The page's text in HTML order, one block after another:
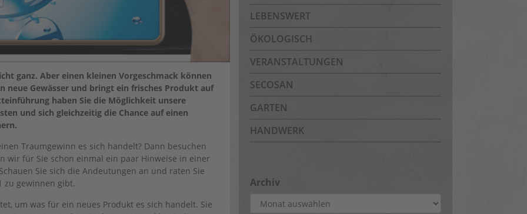
ganz. Aber einen kleinen Vorgeschmack können
neue Gewässer und bringt ein frisches Produkt auf
haben Sie die Möglichkeit unsere
und sich gleichzeitig die Chance auf einen
Traumgewinn es sich handelt? Dann besuchen
wir für Sie schon einmal ein paar Hinweise in einer
Sie sich die Andeutungen an und raten Sie
zu gewinnen gibt.
um was für ein neues Produkt es sich handelt. Sie
LEBENSWERT
ÖKOLOGISCH
VERANSTALTUNGEN
SECOSAN
GARTEN
HANDWERK
Archiv
Archiv